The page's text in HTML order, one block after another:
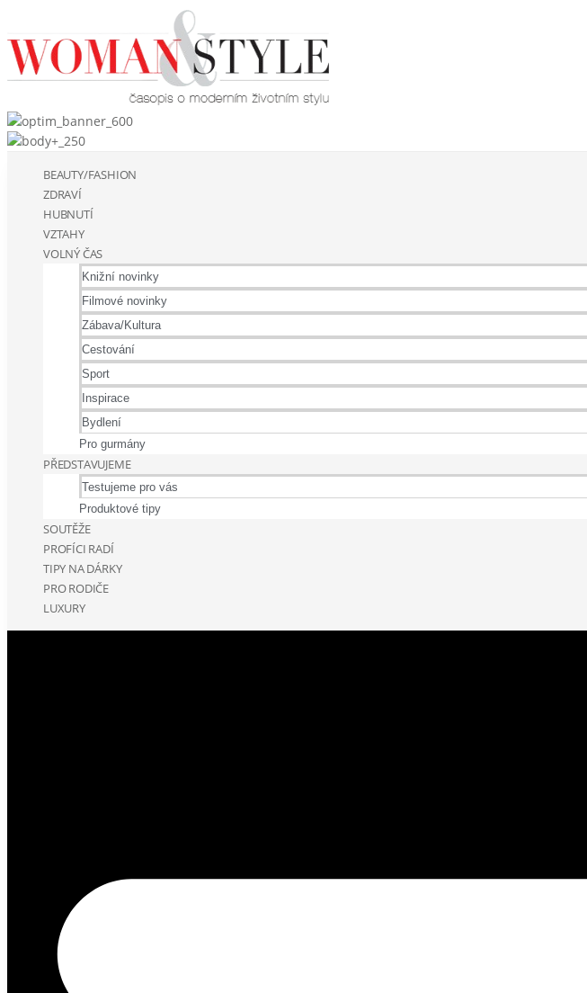
BEAUTY/FASHION
ZDRAVÍ
HUBNUTÍ
VZTAHY
VOLNÝ ČAS
Knižní novinky
Filmové novinky
Zábava/Kultura
Cestování
Sport
Inspirace
Bydlení
Pro gurmány
PŘEDSTAVUJEME
Testujeme pro vás
Produktové tipy
SOUTĚŽE
PROFÍCI RADÍ
TIPY NA DÁRKY
PRO RODIČE
LUXURY